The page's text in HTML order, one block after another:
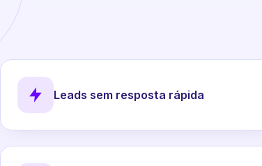
Leads sem resposta rápida